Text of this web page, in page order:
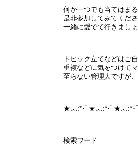
何か一つでも当てはま
是非参加してみてくだ
一緒に愛でて行きまし
トピック立てなどはご
重複などに気をつけて
至らない管理人ですが
★.｡.:*･ﾟ★.｡.:*･ﾟ★.｡.:*･
検索ワード